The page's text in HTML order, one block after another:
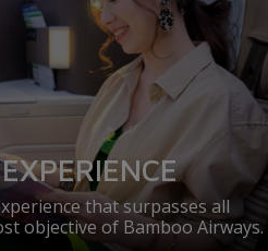
that surpasses all
objective of Bamboo Airways.